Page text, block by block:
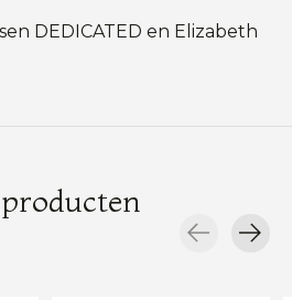
DEDICATED en Elizabeth